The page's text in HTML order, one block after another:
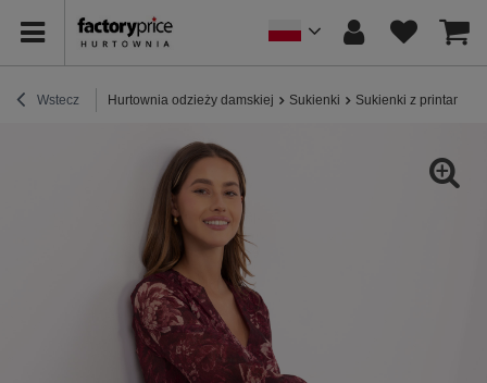
Wstecz Hurtownia odzieży damskiej Sukienki Sukienki z printami